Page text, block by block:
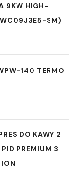
9KW HIGH-
WC09J3E5-SM)
140 TERMO
DO KAWY 2
PREMIUM 3